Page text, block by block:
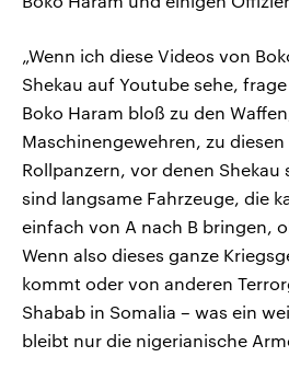
„Wenn ich diese Videos von
Shekau auf Youtube sehe,
Boko Haram bloß zu den
Maschinengewehren, zu
Rollpanzern, vor denen Shekau
sind langsame Fahrzeuge, die
einfach von A nach B bringen,
Wenn also dieses ganze
kommt oder von anderen
Shabab in Somalia – was ein
bleibt nur die nigerianische